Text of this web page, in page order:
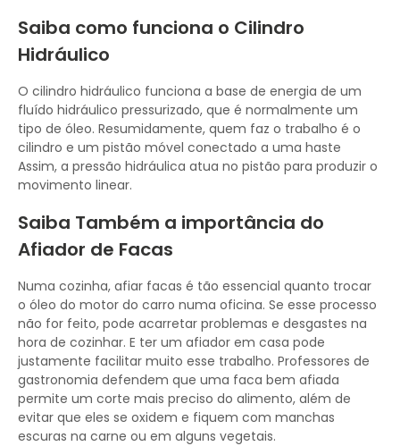
Saiba como funciona o Cilindro
Hidráulico
O cilindro hidráulico funciona a base de energia de um
fluído hidráulico pressurizado, que é normalmente um
tipo de óleo. Resumidamente, quem faz o trabalho é o
cilindro e um pistão móvel conectado a uma haste
Assim, a pressão hidráulica atua no pistão para produzir o
movimento linear.
Saiba Também a importância do
Afiador de Facas
Numa cozinha, afiar facas é tão essencial quanto trocar
o óleo do motor do carro numa oficina. Se esse processo
não for feito, pode acarretar problemas e desgastes na
hora de cozinhar. E ter um afiador em casa pode
justamente facilitar muito esse trabalho. Professores de
gastronomia defendem que uma faca bem afiada
permite um corte mais preciso do alimento, além de
evitar que eles se oxidem e fiquem com manchas
escuras na carne ou em alguns vegetais.